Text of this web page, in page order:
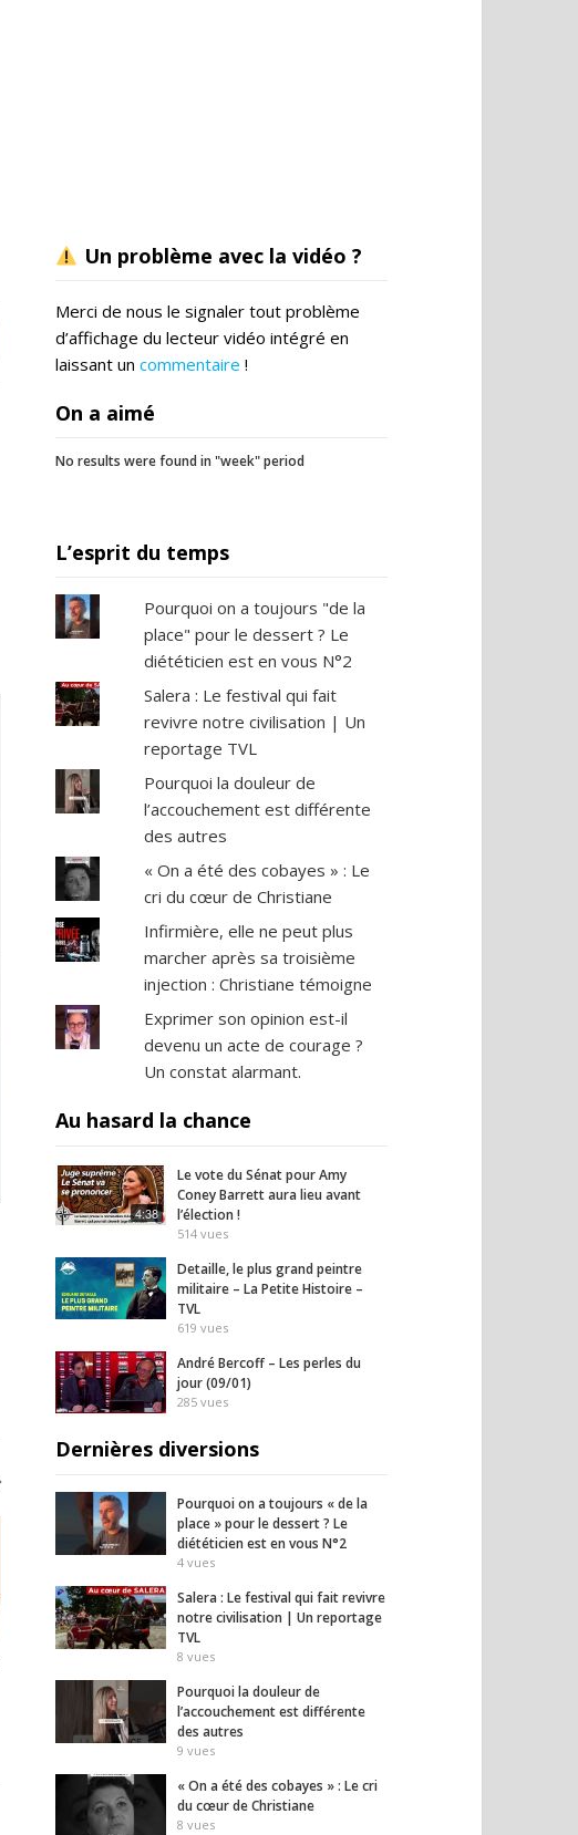
« 2027 sera l’élection de la
dernière chance » —
Michael Miguères
face aux tradition
sociales, à l’excision…
Un problème avec la vidéo ?
Merci de nous le signaler tout problème
d’affichage du lecteur vidéo intégré en
laissant un commentaire !
On a aimé
No results were found in "week" period
L’esprit du temps
Pourquoi on a toujours "de la
place" pour le dessert ? Le
diététicien est en vous N°2
Salera : Le festival qui fait
revivre notre civilisation | Un
reportage TVL
Pourquoi la douleur de
l’accouchement est différente
des autres
« On a été des cobayes » : Le
cri du cœur de Christiane
Infirmière, elle ne peut plus
marcher après sa troisième
injection : Christiane témoigne
Exprimer son opinion est-il
devenu un acte de courage ?
Un constat alarmant.
Au hasard la chance
4:38
Le vote du Sénat pour Amy
Coney Barrett aura lieu avant
l’élection !
514 vues
Detaille, le plus grand peintre
militaire – La Petite Histoire –
TVL
619 vues
André Bercoff – Les perles du
jour (09/01)
285 vues
Dernières diversions
Pourquoi on a toujours « de la
place » pour le dessert ? Le
diététicien est en vous N°2
4 vues
Salera : Le festival qui fait revivre
notre civilisation | Un reportage
TVL
8 vues
Pourquoi la douleur de
l’accouchement est différente
des autres
9 vues
« On a été des cobayes » : Le cri
du cœur de Christiane
8 vues